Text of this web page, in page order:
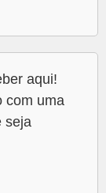
aqui!
com uma
seja